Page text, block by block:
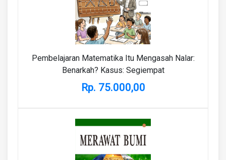
Pembelajaran Matematika Itu Mengasah Nalar:
Benarkah? Kasus: Segiempat
Rp. 75.000,00